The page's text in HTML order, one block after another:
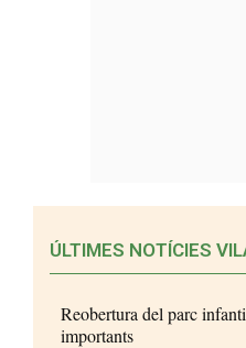
ÚLTIMES NOTÍCIES
Reobertura del parc
importants